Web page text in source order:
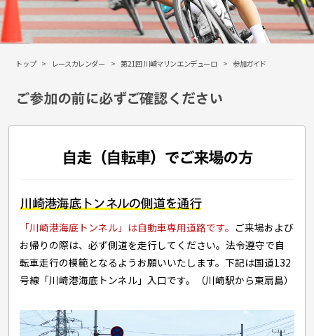
トップ レースカレンダー 第21回 川崎マリンエンデューロ 参加ガイド
ご参加の前に必ずご確認ください
自走（自転車）でご来場の方
川崎港海底トンネルの側道を通行
「川崎港海底トンネル」は自動車専用道路です。 ご来場および
お帰りの際は、必ず側道を走行してください。法令遵守で自
転車走行の模範となるようお願いいたします。下記は国道132
号線「川崎港海底トンネル」入口です。（川崎駅から東扇島）